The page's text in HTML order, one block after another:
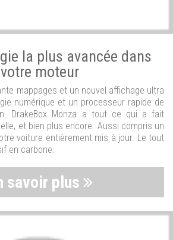
la plus avancée dans
votre moteur
mappages et un nouvel affichage ultra
numérique et un processeur rapide de
DrakeBox Monza a tout ce qui a fait
et bien plus encore. Aussi compris un
voiture entièrement mis à jour. Le tout
en carbone.
savoir plus